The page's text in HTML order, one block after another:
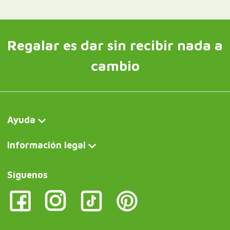
Regalar es dar sin recibir nada a
cambio
Ayuda
Información legal
Síguenos